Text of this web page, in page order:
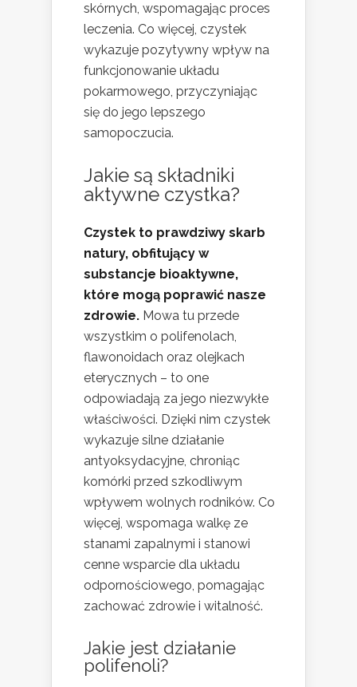
skórnych, wspomagając proces
leczenia. Co więcej, czystek
wykazuje pozytywny wpływ na
funkcjonowanie układu
pokarmowego, przyczyniając
się do jego lepszego
samopoczucia.
Jakie są składniki
aktywne czystka?
Czystek to prawdziwy skarb
natury, obfitujący w
substancje bioaktywne,
które mogą poprawić nasze
zdrowie. Mowa tu przede
wszystkim o polifenolach,
flawonoidach oraz olejkach
eterycznych – to one
odpowiadają za jego niezwykłe
właściwości. Dzięki nim czystek
wykazuje silne działanie
antyoksydacyjne, chroniąc
komórki przed szkodliwym
wpływem wolnych rodników. Co
więcej, wspomaga walkę ze
stanami zapalnymi i stanowi
cenne wsparcie dla układu
odpornościowego, pomagając
zachować zdrowie i witalność.
Jakie jest działanie
polifenoli?